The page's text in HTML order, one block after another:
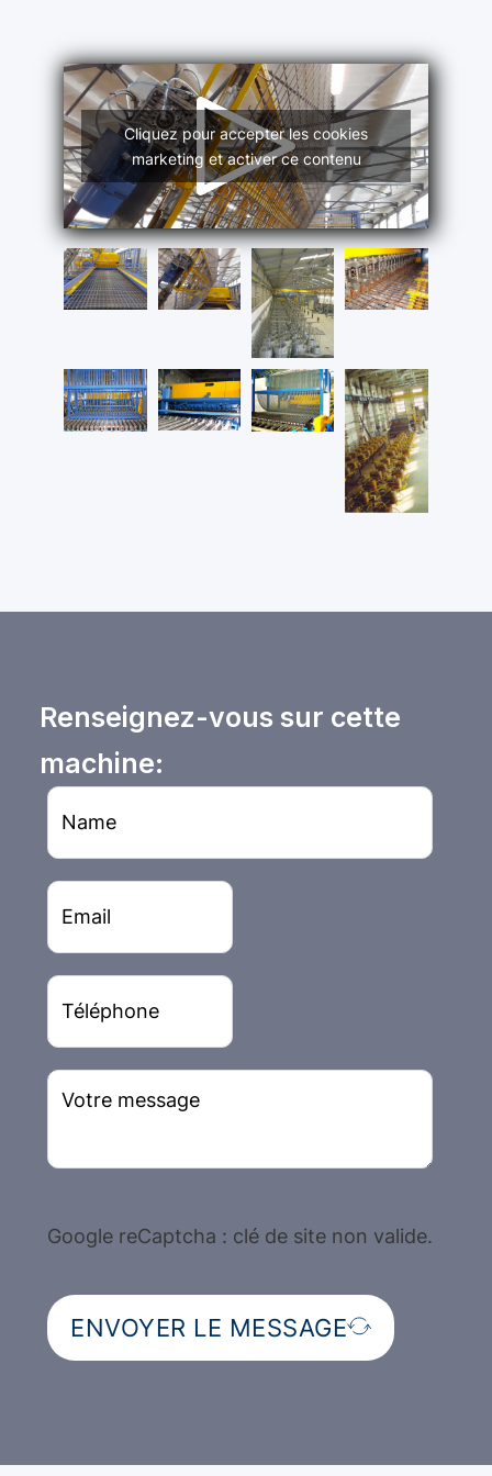
Cliquez pour accepter les cookies
marketing et activer ce contenu
Renseignez-vous sur cette
machine:
Google reCaptcha : clé de site non valide.
ENVOYER LE MESSAGE